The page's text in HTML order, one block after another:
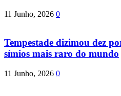
11 Junho, 2026 0
Tempestade dizimou dez
símios mais raro do mundo
11 Junho, 2026 0